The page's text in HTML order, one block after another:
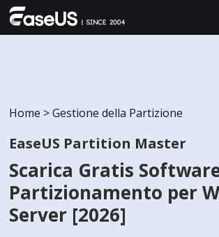
Home > Gestione della Partizione
EaseUS Partition Master
Scarica Gratis
Partizionamento per
Server [2026]